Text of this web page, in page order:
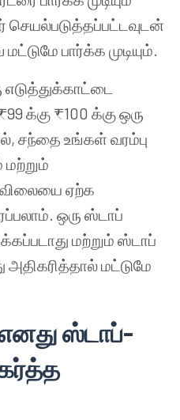
பார்க்க முடியும்.
க்கு ₹100 க்கு ஒரு
சந்தை உங்கள் வரம்பு
ஏற்க
ஒரு ஸ்டாப்
மற்றும் ஸ்டாப்
மட்டுமே
ஸ்டாப்-